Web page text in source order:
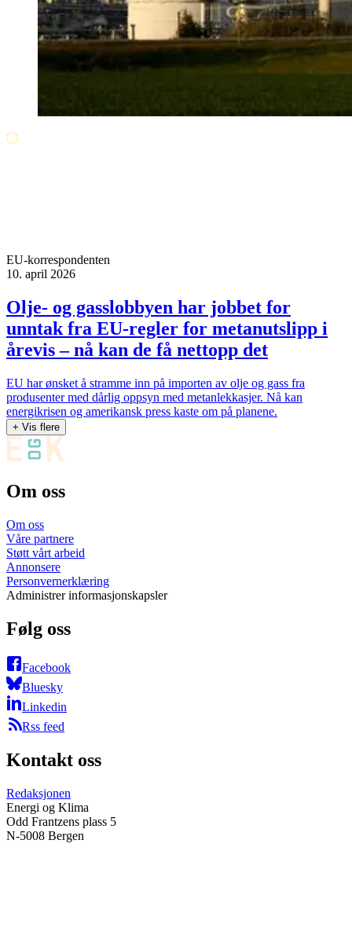
EU-korrespondenten
10. april 2026
Olje- og gasslobbyen har jobbet for
unntak fra EU-regler for metanutslipp i
årevis – nå kan de få nettopp det
EU har ønsket å stramme inn på importen av olje og gass fra
produsenter med dårlig oppsyn med metanlekkasjer. Nå kan
energikrisen og amerikansk press kaste om på planene.
+ Vis flere
Om oss
Om oss
Våre partnere
Støtt vårt arbeid
Annonsere
Personvernerklæring
Administrer informasjonskapsler
Følg oss
Facebook
Bluesky
Linkedin
Rss feed
Kontakt oss
Redaksjonen
Energi og Klima
Odd Frantzens plass 5
N-5008 Bergen